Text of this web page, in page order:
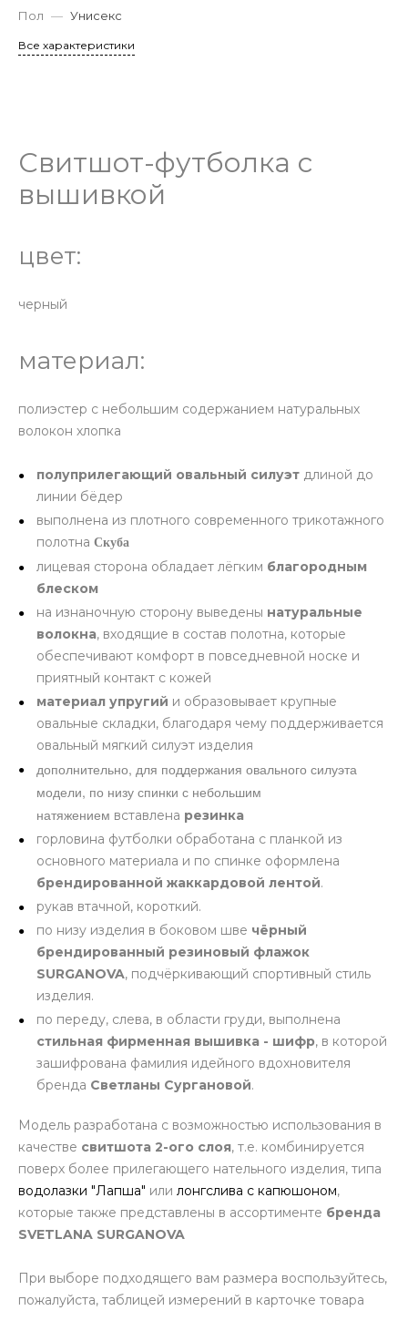
Пол — Унисекс
Все характеристики
Свитшот-футболка с
вышивкой
цвет:
черный
материал:
полиэстер с небольшим содержанием натуральных
волокон хлопка
полуприлегающий овальный силуэт длиной до
линии бёдер
выполнена из плотного современного трикотажного
полотна Скуба
лицевая сторона обладает лёгким благородным
блеском
на изнаночную сторону выведены натуральные
волокна, входящие в состав полотна, которые
обеспечивают комфорт в повседневной носке и
приятный контакт с кожей
материал упругий и образовывает крупные
овальные складки, благодаря чему поддерживается
овальный мягкий силуэт изделия
дополнительно, для поддержания овального силуэта
модели, по низу спинки с небольшим
натяжением вставлена резинка
горловина футболки обработана с планкой из
основного материала и по спинке оформлена
брендированной жаккардовой лентой.
рукав втачной, короткий.
по низу изделия в боковом шве чёрный
брендированный резиновый флажок
SURGANOVA, подчёркивающий спортивный стиль
изделия.
по переду, слева, в области груди, выполнена
стильная фирменная вышивка - шифр, в которой
зашифрована фамилия идейного вдохновителя
бренда Светланы Сургановой.
Модель разработана с возможностью использования в
качестве свитшота 2-ого слоя, т.е. комбинируется
поверх более прилегающего нательного изделия, типа
водолазки "Лапша" или лонгслива с капюшоном,
которые также представлены в ассортименте бренда
SVETLANA SURGANOVA
При выборе подходящего вам размера воспользуйтесь,
пожалуйста, таблицей измерений в карточке товара